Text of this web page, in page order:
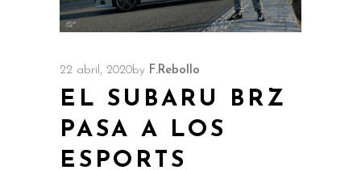
22 abril, 2020by F.Rebollo
EL SUBARU BRZ
PASA A LOS
ESPORTS